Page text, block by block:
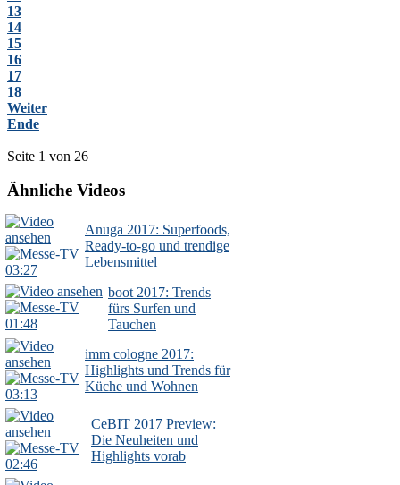
13
14
15
16
17
18
Weiter
Ende
Seite 1 von 26
Ähnliche Videos
03:27
Anuga 2017: Superfoods,
Ready-to-go und trendige
Lebensmittel
01:48
boot 2017: Trends
fürs Surfen und
Tauchen
03:13
imm cologne 2017:
Highlights und Trends für
Küche und Wohnen
02:46
CeBIT 2017 Preview:
Die Neuheiten und
Highlights vorab